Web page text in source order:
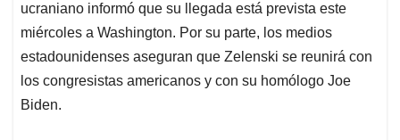
ucraniano informó que su llegada está prevista este
miércoles a Washington. Por su parte, los medios
estadounidenses aseguran que Zelenski se reunirá con
los congresistas americanos y con su homólogo Joe
Biden.